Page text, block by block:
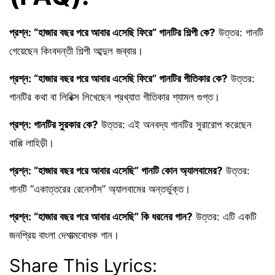
প্রশ্ন: “হাজার বছর পরে আবার এসেছি ফিরে” গানটির শিল্পী কে? উত্তর: গানটি
গেয়েছেন কিংবদন্তী শিল্পী আব্দুল জব্বার।
প্রশ্ন: “হাজার বছর পরে আবার এসেছি ফিরে” গানটির গীতিকার কে? উত্তর:
গানটির কথা বা লিরিক্স লিখেছেন প্রখ্যাত গীতিকার শ্যামল গুপ্ত।
প্রশ্ন: গানটির সুরকার কে? উত্তর: এই অনবদ্য গানটির সুরারোপ করেছেন
বাপ্পি লাহিড়ী।
প্রশ্ন: “হাজার বছর পরে আবার এসেছি” গানটি কোন অ্যালবামের? উত্তর:
গানটি “একাত্তরের রেনেসাঁস” অ্যালবামের অন্তর্ভুক্ত।
প্রশ্ন: “হাজার বছর পরে আবার এসেছি” কি ধরনের গান? উত্তর: এটি একটি
জনপ্রিয় বাংলা দেশাত্মবোধক গান।
Share This Lyrics: